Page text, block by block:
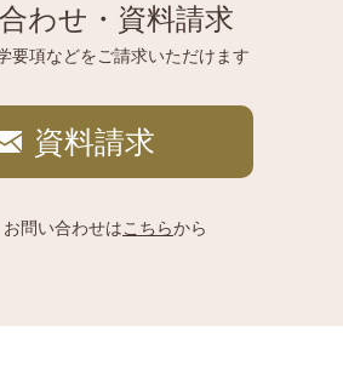
わせ・資料請求
要項などをご請求いただけます
資料請求
問い合わせはこちらから